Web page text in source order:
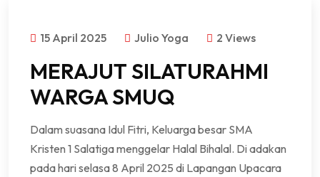
15 April 2025 Julio Yoga 2 Views
MERAJUT SILATURAHMI
WARGA SMUQ
Dalam suasana Idul Fitri, Keluarga besar SMA
Kristen 1 Salatiga menggelar Halal Bihalal. Di adakan
pada hari selasa 8 April 2025 di Lapangan Upacara